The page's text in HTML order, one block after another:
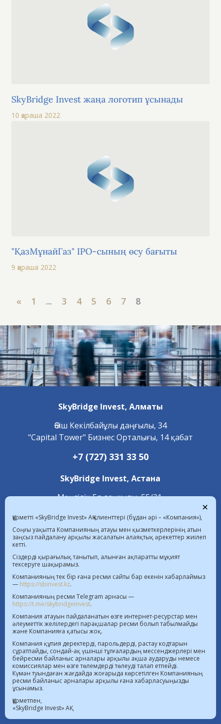
SkyBridge Invest жаңа логотип ұсынады
10 қараша 2022
"ҚазМұнайГаз" IPO-сының өсу бағыты
9 қараша 2022
« 1 ... 3 4 5 6 7 8
SkyBridge Invest, Алматы
Әбіш Кекілбайұлы даңғылы, 34
"Capital Tower" Бизнес Орталығы, 14 қабат
+7 (727) 331 33 50
SkyBridge Invest,Астана
Мәңгілік Ел даңғылы, 55/21,
+7 (7172) 472 020
09.08.2026 ҚР-дағы валюта бағамы  |
$ 469.93 KZT   € 541.64 KZT
Бағалы қағаздар нарығында қызметті жүзеге
асыруға арналған 20.07.2016 жылғы №4.2.192/113
АХҚО аумағында қызметті жүзеге асыруға арналған
21.11.2018 жылғы №112018-0012 лицензия
Бағалы қағаздар нарығында қызметті жүзеге
асыруға берілген, қайта ресімделген
лицензиялардың тізілімі
Банк операцияларын асыруға берiлген 18.07.2023
✕
Құрметті «SkyBridge Invest» АҚ клиенттері (бұдан әрі – «Компания»),
Соңғы уақытта Компанияның атауы мен қызметкерлерінің атын
заңсыз пайдалану арқылы жасалатын алаяқтық әрекеттер жиілеп
кетті.
Сіздерді қырағылық танытып, алынған ақпаратты мұқият
тексеруге шақырамыз.
Компанияның тек бір ғана ресми сайты бар екенін хабарлаймыз
— https://sbinvest.kz.
Компанияның ресми Telegram арнасы —
https://t.me/skybridgeinvest.
Компания атауын пайдаланатын өзге интернет-ресурстар мен
әлеуметтік желілердегі парақшалар ресми болып табылмайды
және Компанияға қатысы жоқ.
Компания құпия деректерді, парольдерді, растау кодтарын
сұратпайды, сондай-ақ үшінші тұлғалардың мессенджерлері мен
бейресми байланыс арналары арқылы ақша аударуды немесе
комиссиялар мен өзге төлемдерді төлеуді талап етпейді.
Күмән туындаған жағдайда жоғарыда көрсетілген Компанияның
ресми байланыс арналары арқылы ғана хабарласуыңызды
ұсынамыз.
Құрметпен,
«SkyBridge Invest» АҚ